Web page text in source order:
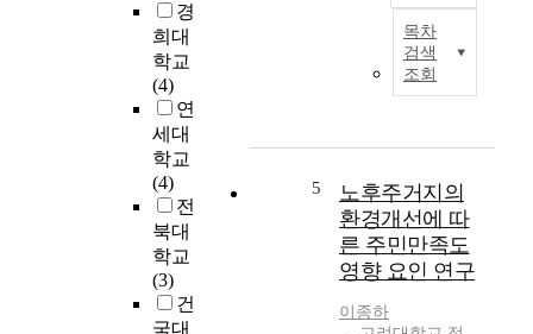
경
희대
학교
(4)
연
세대
학교
(4)
전
북대
학교
(3)
건
국대
목차
검색
조회
5
노후주거지의
환경개선에 따
른 주민만족도
영향 요인 연구
이종하